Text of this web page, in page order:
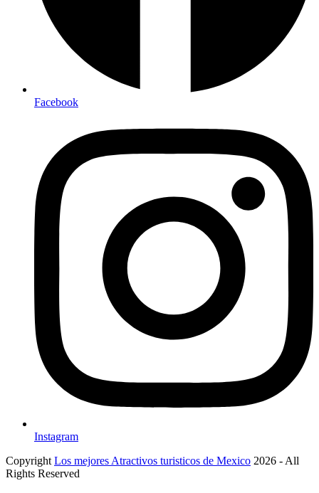
Facebook
Instagram
Copyright Los mejores Atractivos turisticos de Mexico 2026 - All
Rights Reserved